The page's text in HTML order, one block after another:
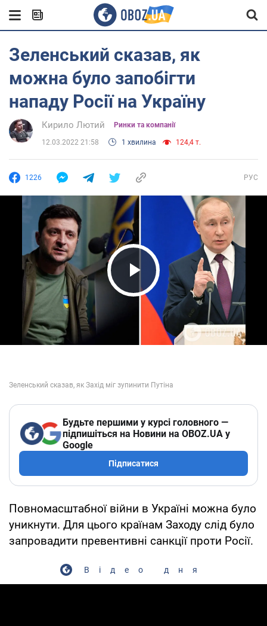
Зеленський сказав, як
можна було запобігти
нападу Росії на Україну
Кирило Лютий Ринки та компанії
12.03.2022 21:58 1 хвилина 124,4 т.
1226 РУС
Play Video
Будьте першими у курсі головного —
підпишіться на Новини на OBOZ.UA у
Google
Підписатися
Повномасштабної війни в Україні можна було
уникнути. Для цього країнам Заходу слід було
запровадити превентивні санкції проти Росії.
Відео дня